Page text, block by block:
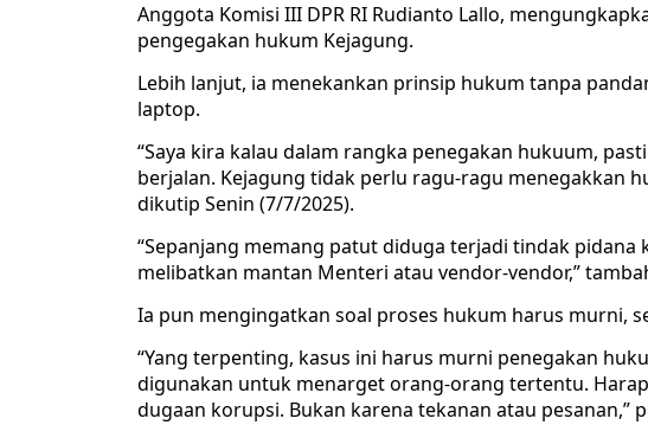
Anggota Komisi III DPR RI Rudianto Lallo,
pengegakan hukum Kejagung.
Lebih lanjut, ia menekankan prinsip hukum tanpa
laptop.
“Saya kira kalau dalam rangka penegakan hukuum,
berjalan. Kejagung tidak perlu ragu-ragu menegakkan
dikutip Senin (7/7/2025).
“Sepanjang memang patut diduga terjadi tindak pidana
melibatkan mantan Menteri atau vendor-vendor,”
Ia pun mengingatkan soal proses hukum harus murni,
“Yang terpenting, kasus ini harus murni penegakan
digunakan untuk menarget orang-orang tertentu.
dugaan korupsi. Bukan karena tekanan atau pesanan,”